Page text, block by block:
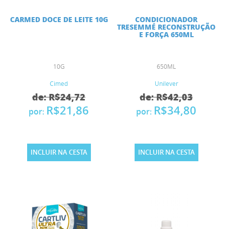
CARMED DOCE DE LEITE 10G
10G
Cimed
de: R$24,72
por: R$21,86
INCLUIR NA CESTA
CONDICIONADOR
TRESEMMÉ RECONSTRUÇÃO
E FORÇA 650ML
650ML
Unilever
de: R$42,03
por: R$34,80
INCLUIR NA CESTA